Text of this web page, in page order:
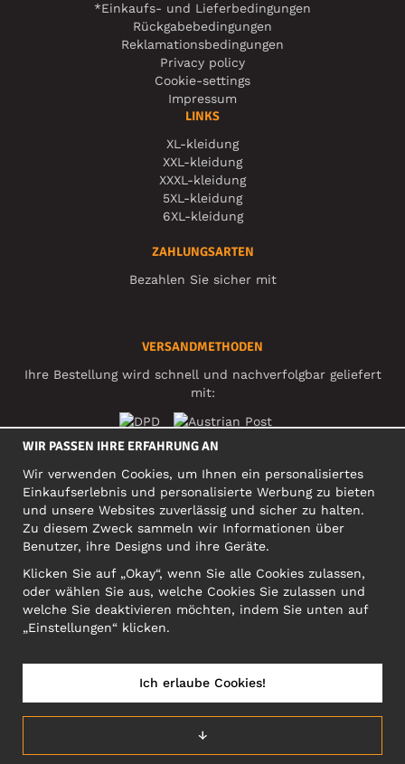
*Einkaufs- und Lieferbedingungen
Rückgabebedingungen
Reklamationsbedingungen
Privacy policy
Cookie-settings
Impressum
LINKS
XL-kleidung
XXL-kleidung
XXXL-kleidung
5XL-kleidung
6XL-kleidung
ZAHLUNGSARTEN
Bezahlen Sie sicher mit
VERSANDMETHODEN
Ihre Bestellung wird schnell und nachverfolgbar geliefert
mit:
FIRMA
Motley Denim Europe OÜ
Narva mnt 5, EE-10117 Tallinn
Org: 12356245, VAT: EE101578318
ACHTUNG! Produktrücksendungen nicht an diese Adresse
ÖSTERREICH/DEUTSCH (AT)
WIR PASSEN IHRE ERFAHRUNG AN
Wir verwenden Cookies, um Ihnen ein personalisiertes
Einkaufserlebnis und personalisierte Werbung zu bieten
und unsere Websites zuverlässig und sicher zu halten.
Zu diesem Zweck sammeln wir Informationen über
Benutzer, ihre Designs und ihre Geräte.
Klicken Sie auf „Okay“, wenn Sie alle Cookies zulassen,
oder wählen Sie aus, welche Cookies Sie zulassen und
welche Sie deaktivieren möchten, indem Sie unten auf
„Einstellungen“ klicken.
↓
Ich erlaube Cookies!